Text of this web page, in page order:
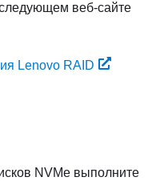
веб-сайте
Lenovo RAID
NVMe выполните